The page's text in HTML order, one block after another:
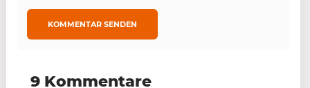
9 Kommentare